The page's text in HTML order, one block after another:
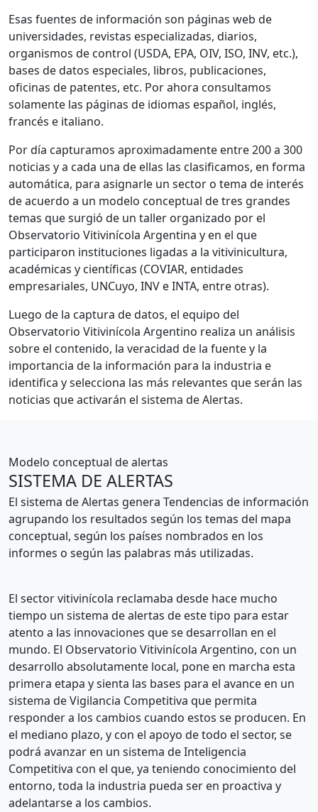
Esas fuentes de información son páginas web de
universidades, revistas especializadas, diarios,
organismos de control (USDA, EPA, OIV, ISO, INV, etc.),
bases de datos especiales, libros, publicaciones,
oficinas de patentes, etc. Por ahora consultamos
solamente las páginas de idiomas español, inglés,
francés e italiano.
Por día capturamos aproximadamente entre 200 a 300
noticias y a cada una de ellas las clasificamos, en forma
automática, para asignarle un sector o tema de interés
de acuerdo a un modelo conceptual de tres grandes
temas que surgió de un taller organizado por el
Observatorio Vitivinícola Argentina y en el que
participaron instituciones ligadas a la vitivinicultura,
académicas y científicas (COVIAR, entidades
empresariales, UNCuyo, INV e INTA, entre otras).
Luego de la captura de datos, el equipo del
Observatorio Vitivinícola Argentino realiza un análisis
sobre el contenido, la veracidad de la fuente y la
importancia de la información para la industria e
identifica y selecciona las más relevantes que serán las
noticias que activarán el sistema de Alertas.
Modelo conceptual de alertas
SISTEMA DE ALERTAS
El sistema de Alertas genera Tendencias de información
agrupando los resultados según los temas del mapa
conceptual, según los países nombrados en los
informes o según las palabras más utilizadas.
El sector vitivinícola reclamaba desde hace mucho
tiempo un sistema de alertas de este tipo para estar
atento a las innovaciones que se desarrollan en el
mundo. El Observatorio Vitivinícola Argentino, con un
desarrollo absolutamente local, pone en marcha esta
primera etapa y sienta las bases para el avance en un
sistema de Vigilancia Competitiva que permita
responder a los cambios cuando estos se producen. En
el mediano plazo, y con el apoyo de todo el sector, se
podrá avanzar en un sistema de Inteligencia
Competitiva con el que, ya teniendo conocimiento del
entorno, toda la industria pueda ser en proactiva y
adelantarse a los cambios.